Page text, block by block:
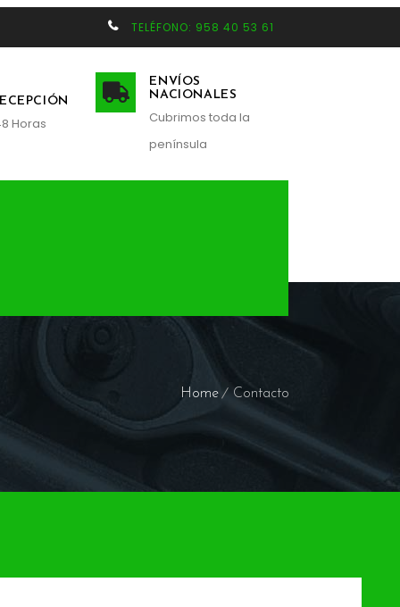
TELÉFONO: 958 40 53 61
Horas
ENVÍOS
NACIONALES
Cubrimos toda la
península
Home Contacto